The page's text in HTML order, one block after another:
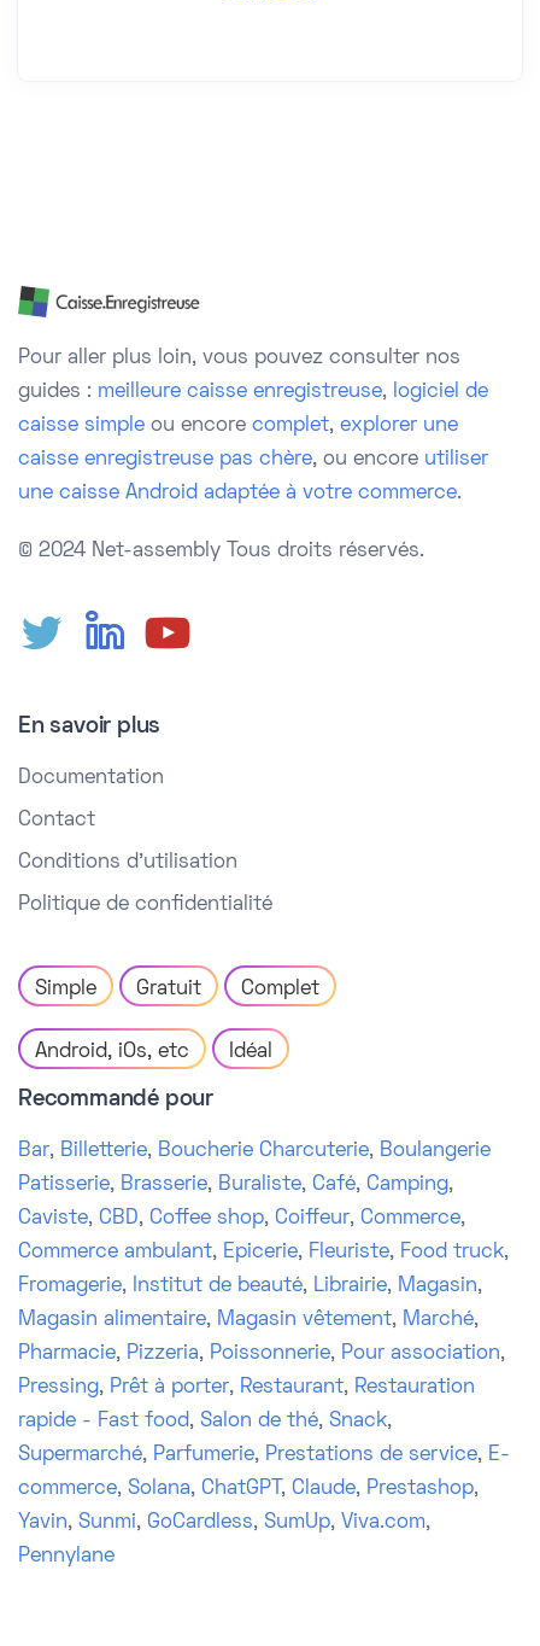
Pour aller plus loin, vous pouvez consulter nos
guides : meilleure caisse enregistreuse, logiciel de
caisse simple ou encore complet, explorer une
caisse enregistreuse pas chère, ou encore utiliser
une caisse Android adaptée à votre commerce.
© 2024 Net-assembly Tous droits réservés.
En savoir plus
Documentation
Contact
Conditions d'utilisation
Politique de confidentialité
Simple Gratuit Complet
Android, iOs, etc Idéal
Recommandé pour
Bar, Billetterie, Boucherie Charcuterie, Boulangerie
Patisserie, Brasserie, Buraliste, Café, Camping,
Caviste, CBD, Coffee shop, Coiffeur, Commerce,
Commerce ambulant, Epicerie, Fleuriste, Food truck,
Fromagerie, Institut de beauté, Librairie, Magasin,
Magasin alimentaire, Magasin vêtement, Marché,
Pharmacie, Pizzeria, Poissonnerie, Pour association,
Pressing, Prêt à porter, Restaurant, Restauration
rapide - Fast food, Salon de thé, Snack,
Supermarché, Parfumerie, Prestations de service, E-
commerce, Solana, ChatGPT , Claude, Prestashop,
Yavin, Sunmi, GoCardless, SumUp, Viva.com,
Pennylane